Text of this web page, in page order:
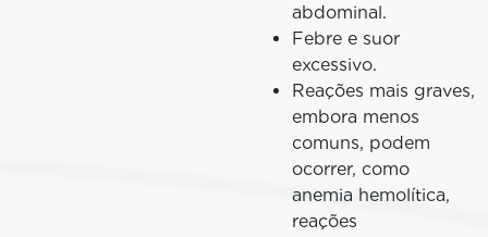
abdominal.
Febre e suor
excessivo.
Reações mais graves,
embora menos
comuns, podem
ocorrer, como
anemia hemolítica,
reações